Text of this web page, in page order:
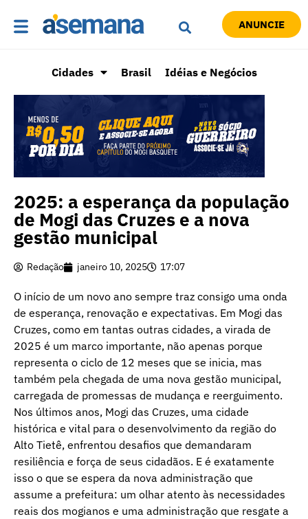
ANUNCIE
Cidades Brasil Idéias e Negócios
2025: a esperança da população
de Mogi das Cruzes e a nova
gestão municipal
Redação janeiro 10, 2025 17:07
O início de um novo ano sempre traz consigo uma onda
de esperança, renovação e expectativas. Em Mogi das
Cruzes, como em tantas outras cidades, a virada de
2025 é um marco importante, não apenas porque
representa o ciclo de 12 meses que se inicia, mas
também pela chegada de uma nova gestão municipal,
carregada de promessas de mudança e reerguimento.
Nos últimos anos, Mogi das Cruzes, uma cidade
histórica e vital para o desenvolvimento da região do
Alto Tietê, enfrentou desafios que demandaram
resiliência e força de seus cidadãos. E é exatamente
isso o que se espera da nova administração que
assume a prefeitura: um olhar atento às necessidades
reais dos mogianos e uma administração que resgate a